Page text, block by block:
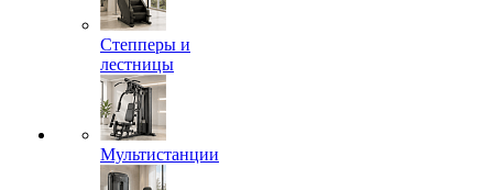
Степперы и
лестницы
Мультистанции